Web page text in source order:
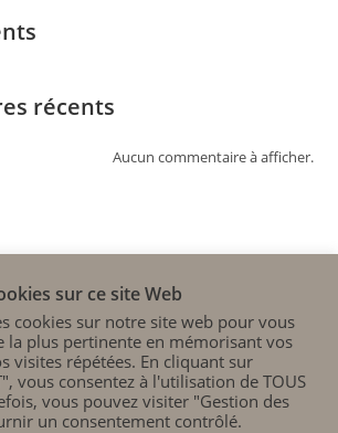
récents
Aucun commentaire à afficher.
sur ce site Web
cookies sur notre site web pour vous
la plus pertinente en mémorisant vos
visites répétées. En cliquant sur
vous consentez à l'utilisation de TOUS
vous pouvez visiter "Gestion des
un consentement contrôlé.